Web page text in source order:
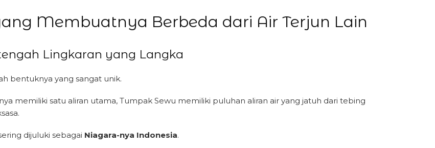
Membuatnya Berbeda dari Air Terjun Lain
Lingkaran yang Langka
bentuknya yang sangat unik.
memiliki satu aliran utama, Tumpak Sewu memiliki puluhan aliran air yang jatuh dari tebing
dijuluki sebagai Niagara-nya Indonesia.